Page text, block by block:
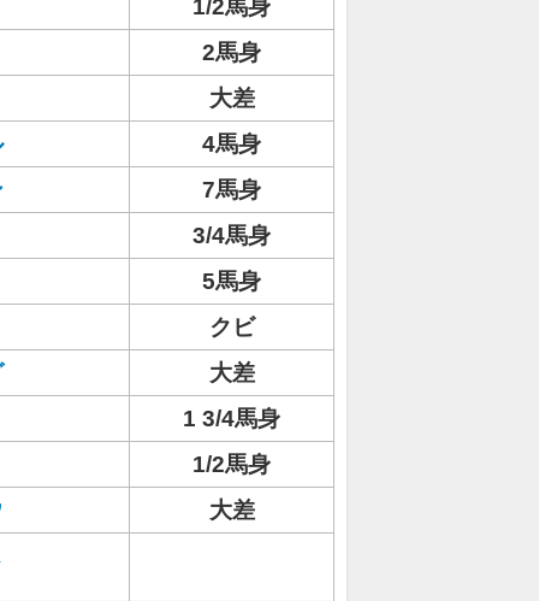
1/2馬身
2馬身
大差
4馬身
7馬身
3/4馬身
5馬身
クビ
大差
1 3/4馬身
1/2馬身
大差